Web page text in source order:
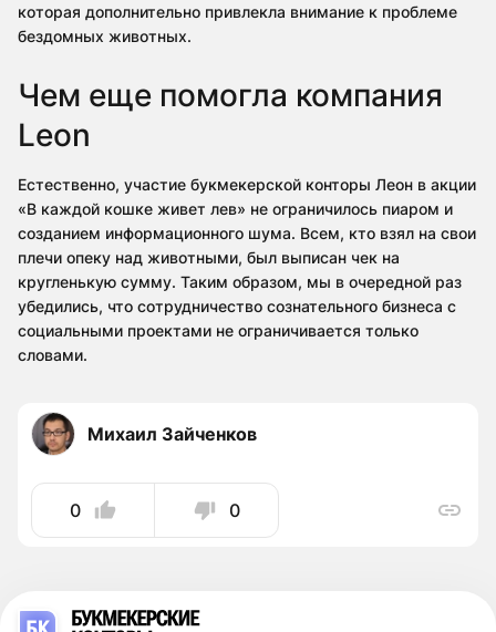
которая дополнительно привлекла внимание к проблеме
бездомных животных.
Чем еще помогла компания
Leon
Естественно, участие букмекерской конторы Леон в акции
«В каждой кошке живет лев» не ограничилось пиаром и
созданием информационного шума. Всем, кто взял на свои
плечи опеку над животными, был выписан чек на
кругленькую сумму. Таким образом, мы в очередной раз
убедились, что сотрудничество сознательного бизнеса с
социальными проектами не ограничивается только
словами.
Михаил Зайченков
0 0